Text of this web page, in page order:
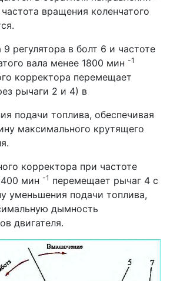
вращения коленчатого
регулятора в болт 6 и частоте
вала менее 1800 мин -1
корректора перемещает
рычаги 2 и 4) в
подачи топлива, обеспечивая
максимального крутящего
корректора при частоте
мин -1 перемещает рычаг 4 с
уменьшения подачи топлива,
дымность
двигателя.